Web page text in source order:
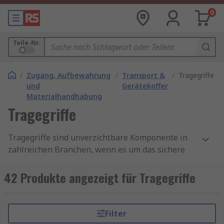
0
Teile-Nr.
/ Zugang, Aufbewahrung
und
Materialhandhabung
/ Transport &
Gerätekoffer
/ Tragegriffe
Tragegriffe
Tragegriffe sind unverzichtbare Komponente in
zahlreichen Branchen, wenn es um das sichere
von Produkten geht. Ob in der
Verpackungsindustrie, im Maschinenbau oder im
einfache und effektive Möglichkeit,
Funktionalität und Komfort zu verbinden.
42 Produkte angezeigt für Tragegriffe
Filter